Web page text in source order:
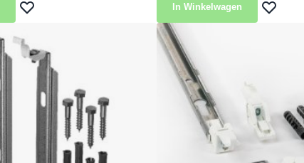
Voeg toe aan verlanglijst In Winkelwagen Voeg